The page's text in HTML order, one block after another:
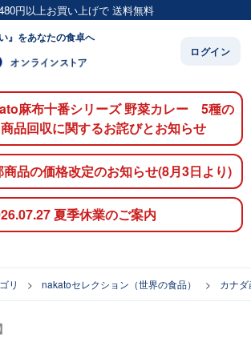
円以上お買い上げで 送料無料
』をあなたの食卓へ
ログイン
麻布十番シリーズ 野菜カレー 5種の
品回収に関するお詫びとお知らせ
品の価格改定のお知らせ(8月3日より)
夏季休業のご案内
リ nakatoセレクション（世界の食品） カナ